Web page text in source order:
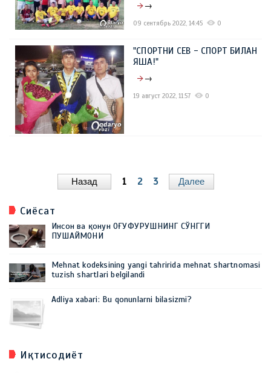
→
09 сентябрь 2022, 14:45 0
"СПОРТНИ СЕВ - СПОРТ БИЛАН
ЯША!"
→
19 август 2022, 11:57 0
Назад 1 2 3 Далее
Сиёсат
Инсон ва қонун ОҒУФУРУШНИНГ СЎНГГИ
ПУШАЙМОНИ
Mehnat kodeksining yangi tahririda mehnat shartnomasi
tuzish shartlari belgilandi
Adliya xabari: Bu qonunlarni bilasizmi?
Иқтисодиёт